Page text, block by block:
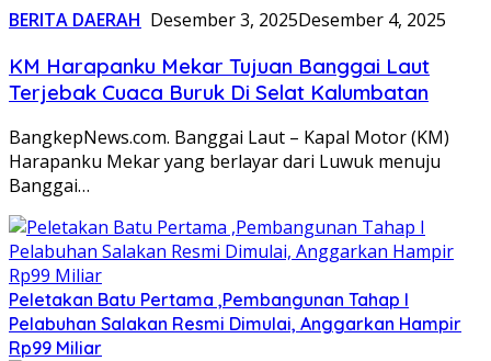
BERITA DAERAH Desember 3, 2025Desember 4, 2025
KM Harapanku Mekar Tujuan Banggai Laut
Terjebak Cuaca Buruk Di Selat Kalumbatan
BangkepNews.com. Banggai Laut – Kapal Motor (KM)
Harapanku Mekar yang berlayar dari Luwuk menuju
Banggai…
Peletakan Batu Pertama ,Pembangunan Tahap I
Pelabuhan Salakan Resmi Dimulai, Anggarkan Hampir
Rp99 Miliar